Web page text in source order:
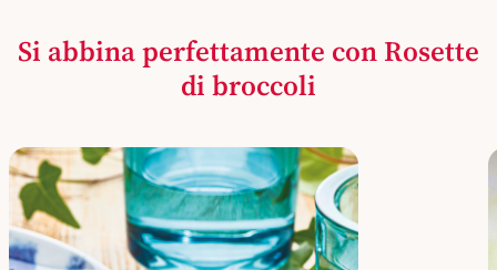
Si abbina perfettamente con Rosette
di broccoli